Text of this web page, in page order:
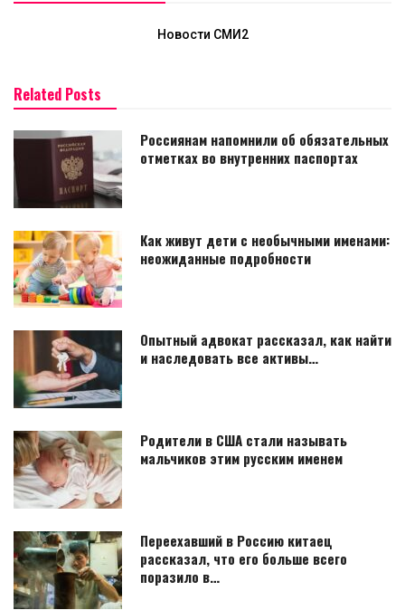
Новости СМИ2
Related Posts
Россиянам напомнили об обязательных
отметках во внутренних паспортах
Как живут дети с необычными именами:
неожиданные подробности
Опытный адвокат рассказал, как найти
и наследовать все активы…
Родители в США стали называть
мальчиков этим русским именем
Переехавший в Россию китаец
рассказал, что его больше всего
поразило в…